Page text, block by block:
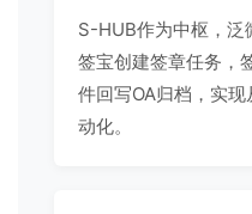
S-HUB作为中枢，泛
签宝创建签章任务，
件回写OA归档，实
动化。